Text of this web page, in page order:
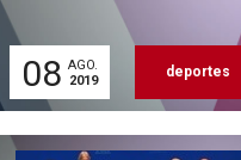
08 AGO.
2019
deportes